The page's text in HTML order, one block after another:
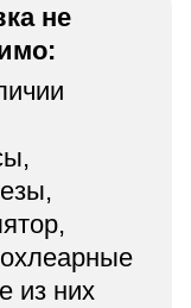
не
из них